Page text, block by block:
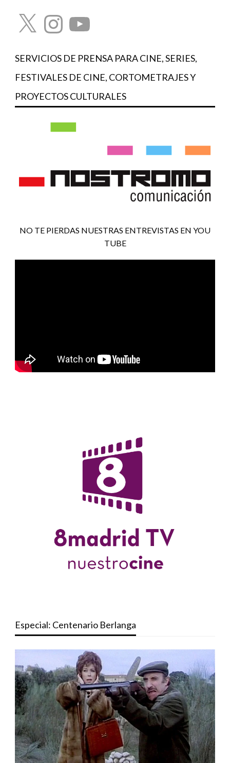
X InstagramYouTube
SERVICIOS DE PRENSA PARA CINE, SERIES,
FESTIVALES DE CINE, CORTOMETRAJES Y
PROYECTOS CULTURALES
NO TE PIERDAS NUESTRAS ENTREVISTAS EN YOU
TUBE
Especial: Centenario Berlanga